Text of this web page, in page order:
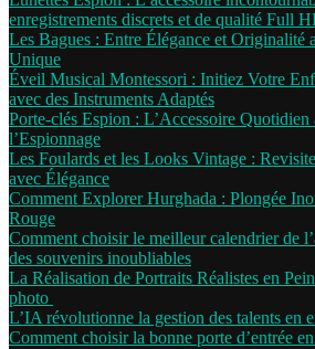
enregistrements discrets et de qualité Full
Les Bagues : Entre Élégance et Originalité
Unique
Éveil Musical Montessori : Initiez Votre
avec des Instruments Adaptés
Porte-clés Espion : L’Accessoire Quotidien
l’Espionnage
Les Foulards et les Looks Vintage :
avec Élégance
Comment Explorer Hurghada : Plongée
Rouge
Comment choisir le meilleur calendrier de
des souvenirs inoubliables
La Réalisation de Portraits Réalistes en
photo
L’IA révolutionne la gestion des talents en
Comment choisir la bonne porte d’entrée